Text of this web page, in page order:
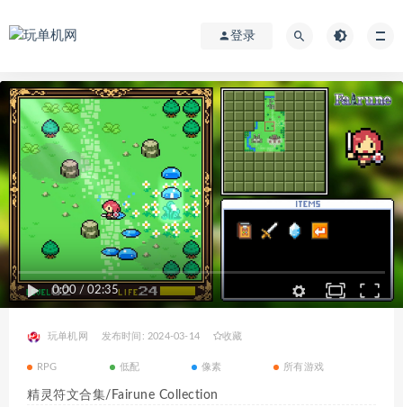
登录
0:00 / 02:35
玩单机网 发布时间: 2024-03-14 收藏
RPG 低配 像素 所有游戏
精灵符文合集/Fairune Collection